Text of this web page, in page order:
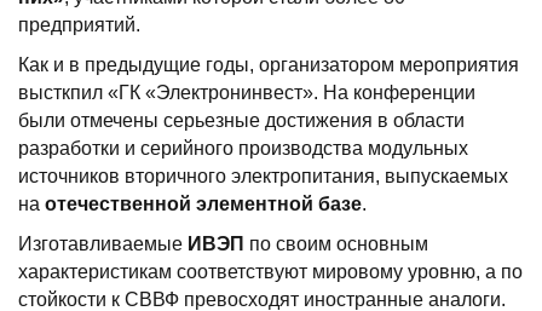
предприятий.
Как и в предыдущие годы, организатором мероприятия
высткпил «ГК «Электронинвест». На конференции
были отмечены серьезные достижения в области
разработки и серийного производства модульных
источников вторичного электропитания, выпускаемых
на отечественной элементной базе.
Изготавливаемые ИВЭП по своим основным
характеристикам соответствуют мировому уровню, а по
стойкости к СВВФ превосходят иностранные аналоги.